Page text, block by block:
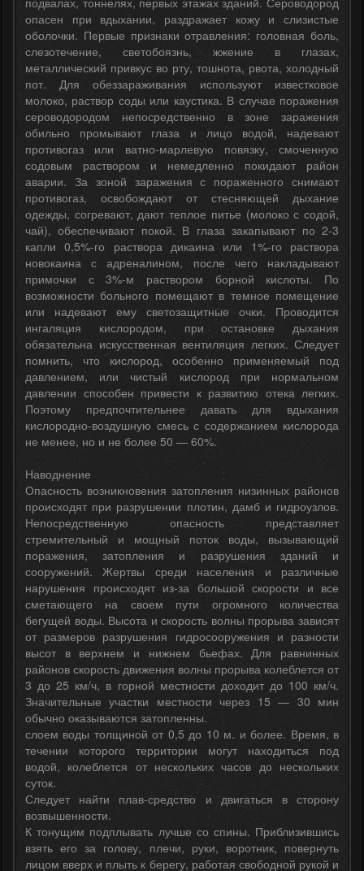
опасен при вдыхании, раздражает кожу и слизистые
оболочки. Первые признаки отравления: головная боль,
слезотечение, светобоязнь, жжение в глазах,
металлический привкус во рту, тошнота, рвота, холодный
пот. Для обеззараживания используют известковое
молоко, раствор соды или каустика. В случае поражения
сероводородом непосредственно в зоне заражения
обильно промывают глаза и лицо водой, надевают
противогаз или ватно-марлевую повязку, смоченную
содовым раствором и немедленно покидают район
аварии. За зоной заражения с пораженного снимают
противогаз, освобождают от стесняющей дыхание
одежды, согревают, дают теплое питье (молоко с содой,
чай), обеспечивают покой. В глаза закапывают по 2-3
капли 0,5%-го раствора дикаина или 1%-го раствора
новокаина с адреналином, после чего накладывают
примочки с 3%-м раствором борной кислоты. По
возможности больного помещают в темное помещение
или надевают ему светозащитные очки. Проводится
ингаляция кислородом, при остановке дыхания
обязательна искусственная вентиляция легких. Следует
помнить, что кислород, особенно применяемый под
давлением, или чистый кислород при нормальном
давлении способен привести к развитию отека легких.
Поэтому предпочтительнее давать для вдыхания
кислородно-воздушную смесь с содержанием кислорода
не менее, но и не более 50 — 60%.
Наводнение
Опасность возникновения затопления низинных районов
происходят при разрушении плотин, дамб и гидроузлов.
Непосредственную опасность представляет
стремительный и мощный поток воды, вызывающий
поражения, затопления и разрушения зданий и
сооружений. Жертвы среди населения и различные
нарушения происходят из-за большой скорости и все
сметающего на своем пути огромного количества
бегущей воды. Высота и скорость волны прорыва зависят
от размеров разрушения гидросооружения и разности
высот в верхнем и нижнем бьефах. Для равнинных
районов скорость движения волны прорыва колеблется от
3 до 25 км/ч, в горной местности доходит до 100 км/ч.
Значительные участки местности через 15 — 30 мин
обычно оказываются затопленны.
слоем воды толщиной от 0,5 до 10 м. и более. Время, в
течении которого территории могут находиться под
водой, колеблется от нескольких часов до нескольких
суток.
Следует найти плав-средство и двигаться в сторону
возвышенности.
К тонущим подплывать лучше со спины. Приблизившись
взять его за голову, плечи, руки, воротник, повернуть
лицом вверх и плыть к берегу, работая свободной рукой и